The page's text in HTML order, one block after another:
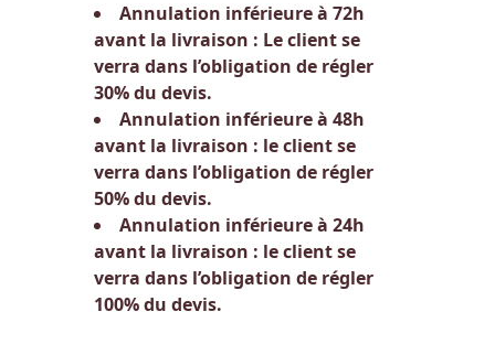
Annulation inférieure à 72h
avant la livraison : Le client se
verra dans l’obligation de régler
30% du devis.
Annulation inférieure à 48h
avant la livraison : le client se
verra dans l’obligation de régler
50% du devis.
Annulation inférieure à 24h
avant la livraison : le client se
verra dans l’obligation de régler
100% du devis.